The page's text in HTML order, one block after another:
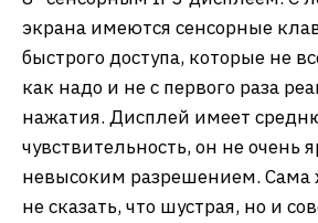
экрана имеются сенсорные
быстрого доступа, которые не
как надо и не с первого раза
нажатия. Дисплей имеет
чувствительность, он не очень
невысоким разрешением. Сама
не сказать, что шустрая, но и